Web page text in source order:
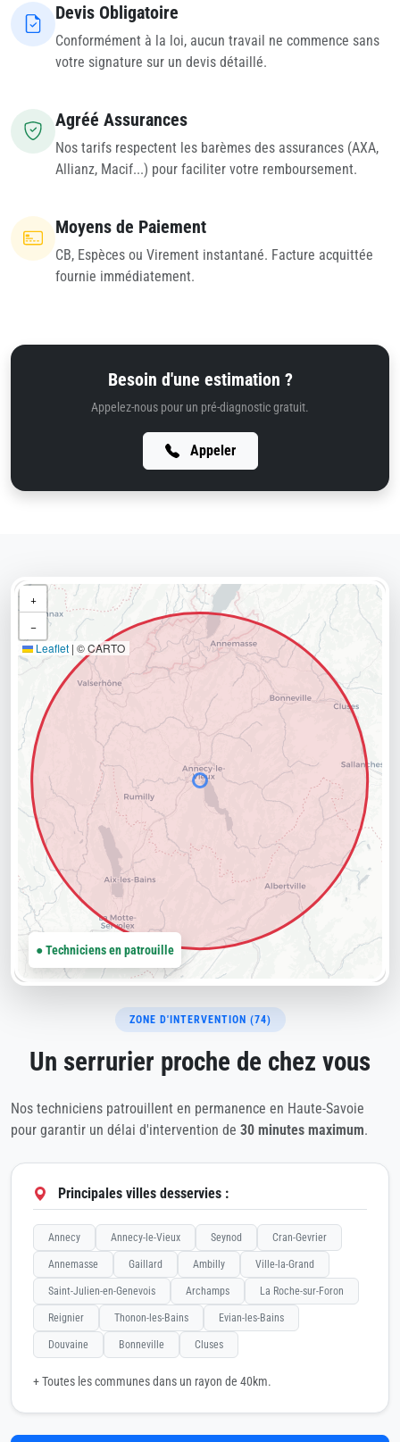
Devis Obligatoire
Conformément à la loi, aucun travail ne commence sans
votre signature sur un devis détaillé.
Agréé Assurances
Nos tarifs respectent les barèmes des assurances (AXA,
Allianz, Macif...) pour faciliter votre remboursement.
Moyens de Paiement
CB, Espèces ou Virement instantané. Facture acquittée
fournie immédiatement.
Besoin d'une estimation ?
Appelez-nous pour un pré-diagnostic gratuit.
Appeler
ZONE D'INTERVENTION (74)
Un serrurier proche de chez vous
Nos techniciens patrouillent en permanence en Haute-Savoie
pour garantir un délai d'intervention de 30 minutes maximum.
Principales villes desservies :
Annecy Annecy-le-Vieux Seynod Cran-Gevrier
Annemasse Gaillard Ambilly Ville-la-Grand
Saint-Julien-en-Genevois Archamps La Roche-sur-Foron
Reignier Thonon-les-Bains Evian-les-Bains
Douvaine Bonneville Cluses
+ Toutes les communes dans un rayon de 40km.
+
−
Leaflet | © CARTO
● Techniciens en patrouille